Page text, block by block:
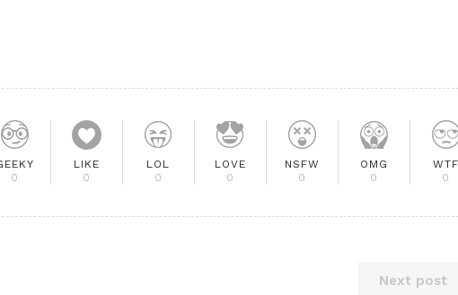
0
LIKE
0
LOL
0
LOVE
0
NSFW
0
OMG
0
WTF
0
Next post